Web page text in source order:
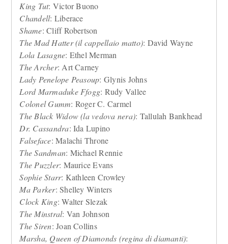
King Tut: Victor Buono
Chandell: Liberace
Shame: Cliff Robertson
The Mad Hatter (il cappellaio matto): David Wayne
Lola Lasagne: Ethel Merman
The Archer: Art Carney
Lady Penelope Peasoup: Glynis Johns
Lord Marmaduke Ffogg: Rudy Vallee
Colonel Gumm: Roger C. Carmel
The Black Widow (la vedova nera): Tallulah Bankhead
Dr. Cassandra: Ida Lupino
Falseface: Malachi Throne
The Sandman: Michael Rennie
The Puzzler: Maurice Evans
Sophie Starr: Kathleen Crowley
Ma Parker: Shelley Winters
Clock King: Walter Slezak
The Minstral: Van Johnson
The Siren: Joan Collins
Marsha, Queen of Diamonds (regina di diamanti):